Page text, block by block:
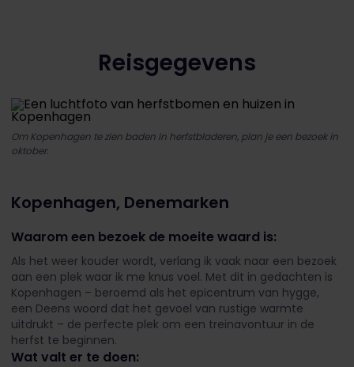
Reisgegevens
Om Kopenhagen te zien baden in herfstbladeren, plan je een bezoek in
oktober.
Kopenhagen, Denemarken
Waarom een bezoek de moeite waard is:
Als het weer kouder wordt, verlang ik vaak naar een bezoek
aan een plek waar ik me knus voel. Met dit in gedachten is
Kopenhagen – beroemd als het epicentrum van hygge,
een Deens woord dat het gevoel van rustige warmte
uitdrukt – de perfecte plek om een treinavontuur in de
herfst te beginnen.
Wat valt er te doen: